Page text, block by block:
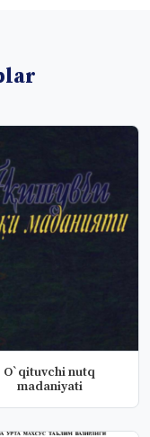
O`qituvchi nutq
madaniyati